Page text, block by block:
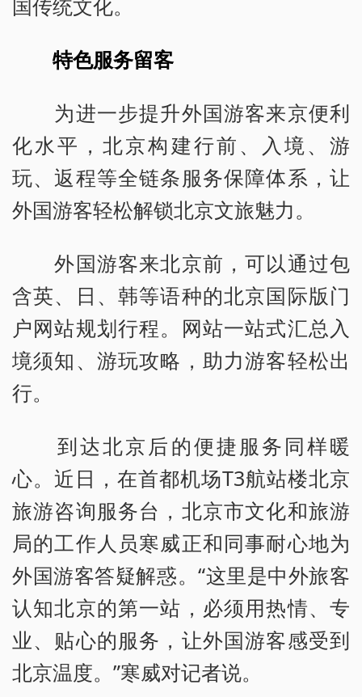
国传统文化。
特色服务留客
为进一步提升外国游客来京便利
化水平，北京构建行前、入境、游
玩、返程等全链条服务保障体系，让
外国游客轻松解锁北京文旅魅力。
外国游客来北京前，可以通过包
含英、日、韩等语种的北京国际版门
户网站规划行程。网站一站式汇总入
境须知、游玩攻略，助力游客轻松出
行。
到达北京后的便捷服务同样暖
心。近日，在首都机场T3航站楼北京
旅游咨询服务台，北京市文化和旅游
局的工作人员寒威正和同事耐心地为
外国游客答疑解惑。“这里是中外旅客
认知北京的第一站，必须用热情、专
业、贴心的服务，让外国游客感受到
北京温度。”寒威对记者说。